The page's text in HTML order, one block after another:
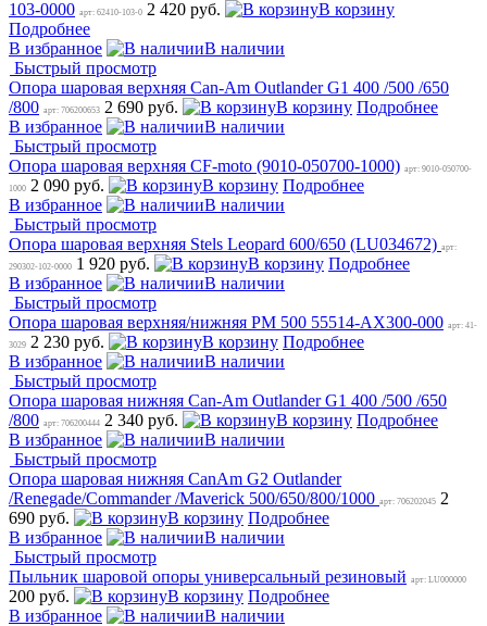
103-0000 арт: 62410-103-0 2 420 руб.
В корзину
Подробнее
В избранное
В наличии
Быстрый просмотр
Опора шаровая верхняя Can-Am Outlander G1 400 /500 /650
/800 арт: 706200653 2 690 руб. В корзину Подробнее
В избранное
В наличии
Быстрый просмотр
Опора шаровая верхняя CF-moto (9010-050700-1000) арт: 9010-050700-
1000 2 090 руб. В корзину Подробнее
В избранное
В наличии
Быстрый просмотр
Опора шаровая верхняя Stels Leopard 600/650 (LU034672) арт:
290302-102-0000 1 920 руб. В корзину Подробнее
В избранное
В наличии
Быстрый просмотр
Опора шаровая верхняя/нижняя РМ 500 55514-AX300-000 арт: 41-
3029 2 230 руб. В корзину Подробнее
В избранное
В наличии
Быстрый просмотр
Опора шаровая нижняя Can-Am Outlander G1 400 /500 /650
/800 арт: 706200444 2 340 руб. В корзину Подробнее
В избранное
В наличии
Быстрый просмотр
Опора шаровая нижняя CanAm G2 Outlander
/Renegade/Commander /Maverick 500/650/800/1000 арт: 706202045 2
690 руб.
В корзину Подробнее
В избранное
В наличии
Быстрый просмотр
Пыльник шаровой опоры универсальный резиновый арт: LU000000
200 руб. В корзину Подробнее
В избранное
В наличии